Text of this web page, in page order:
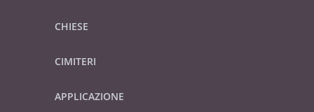
CHIESE
CIMITERI
APPLICAZIONE